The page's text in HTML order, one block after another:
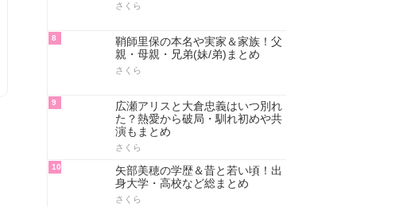
さくら
8
鞘師里保の本名や実家＆家族！父
親・母親・兄弟(妹/弟)まとめ
さくら
9
広瀬アリスと大倉忠義はいつ別れ
た？熱愛から破局・馴れ初めや共
演もまとめ
さくら
10
矢部美穂の学歴＆昔と若い頃！出
身大学・高校など総まとめ
さくら